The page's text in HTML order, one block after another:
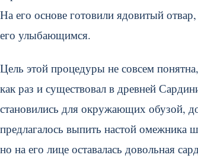
На его основе готовили ядовитый
его улыбающимся.
Цель этой процедуры не совсем
как раз и существовал в древней
становились для окружающих обузой,
предлагалось выпить настой омежника
но на его лице оставалась довольная